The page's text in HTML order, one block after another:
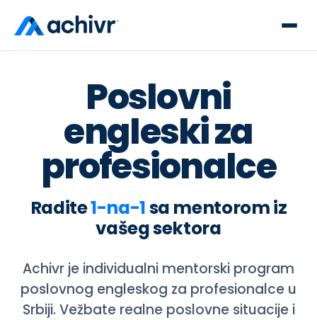
Poslovni
engleski za
profesionalce
Radite1-na-1sa mentorom iz
vašeg sektora
Achivr je individualni mentorski program
poslovnog engleskog za profesionalce u
Srbiji. Vežbate realne poslovne situacije i